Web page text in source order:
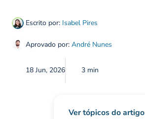
Escrito por: Isabel Pires
Aprovado por: André Nunes
18 Jun, 2026 3 min
Ver tópicos do artigo